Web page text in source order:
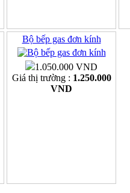
Bộ bếp gas đơn kính
1.050.000 VND
Giá thị trường : 1.250.000
VND